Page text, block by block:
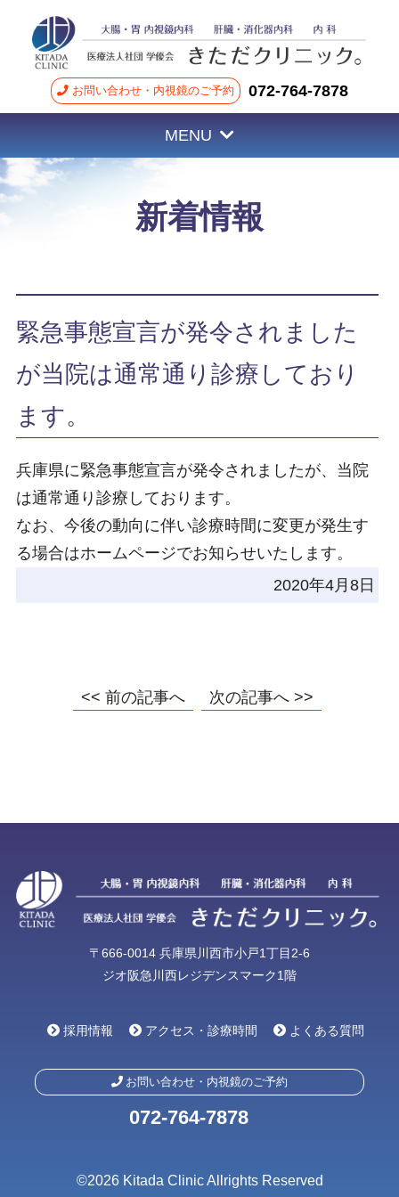
お問い合わせ・内視鏡のご予約 072-764-7878
MENU
新着情報
緊急事態宣言が発令されました
が当院は通常通り診療しており
ます。
兵庫県に緊急事態宣言が発令されましたが、当院
は通常通り診療しております。
なお、今後の動向に伴い診療時間に変更が発生す
る場合はホームページでお知らせいたします。
2020年4月8日
<< 前の記事へ 次の記事へ >>
〒666-0014 兵庫県川西市小戸1丁目2-6
ジオ阪急川西レジデンスマーク1階
採用情報 アクセス・診療時間 よくある質問
お問い合わせ・内視鏡のご予約
072-764-7878
©2026 Kitada Clinic Allrights Reserved